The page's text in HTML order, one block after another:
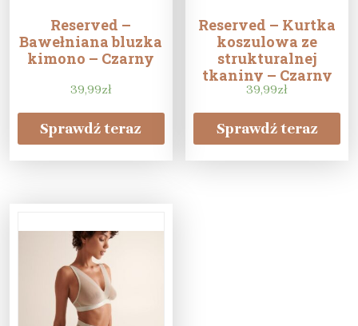
Reserved –
Bawełniana bluzka
kimono – Czarny
39,99zł
Sprawdź teraz
Reserved – Kurtka
koszulowa ze
strukturalnej
tkaniny – Czarny
39,99zł
Sprawdź teraz